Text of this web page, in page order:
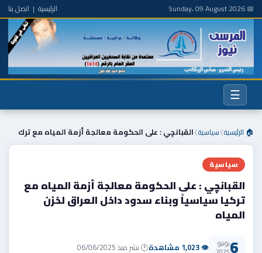
📅 Sunday، 09 August 2026 الرئيسية | اتصل بنا
☰
🏠 الرئيسية❯سياسية❯القبانچي : على الحكومة معالجة أزمة المياه مع ترك
سياسية
القبانچي : على الحكومة معالجة أزمة المياه مع
تركيا سياسياً وبناء سدود داخل العراق لخزن
المياه
6يونيو 👁 1,023 مشاهدة 🕐 نشر منذ 06/06/2025